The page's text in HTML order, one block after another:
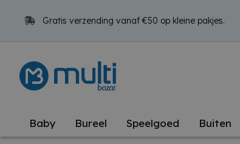
Gratis verzending vanaf €50 op kleine pakjes.
Baby Bureel Speelgoed Buiten